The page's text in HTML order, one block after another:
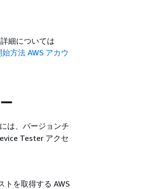
細については
方法 AWS アカウ
は、バージョンチ
Tester アクセ
トを取得する AWS